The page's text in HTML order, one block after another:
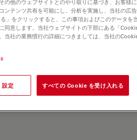
の他のウェブサイトとのやり取りに基づき、お客様
ンテンツ共有を可能にし、分析を実施し、当社の広
」をクリックすると、この事項およびこのデータを
同意します。当社ウェブサイトの下部にある「
当社の業務慣行の詳細につきましては、当社の
定 すべての Cookie を受け入れる